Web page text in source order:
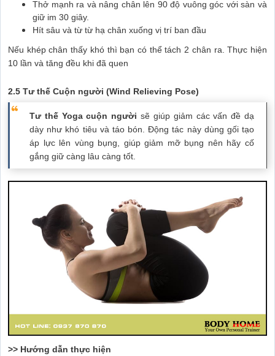
Thở mạnh ra và nâng chân lên 90 độ vuông góc với sàn và
giữ im 30 giây.
Hít sâu và từ từ hạ chân xuống vị trí ban đầu
Nếu khép chân thấy khó thì bạn có thể tách 2 chân ra. Thực hiện
10 lần và tăng đều khi đã quen
2.5 Tư thế Cuộn người (Wind Relieving Pose)
Tư thế Yoga cuộn người sẽ giúp giảm các vấn đề dạ
dày như khó tiêu và táo bón. Động tác này dùng gối tạo
áp lực lên vùng bụng, giúp giảm mỡ bụng nên hãy cố
gắng giữ càng lâu càng tốt.
>> Hướng dẫn thực hiện